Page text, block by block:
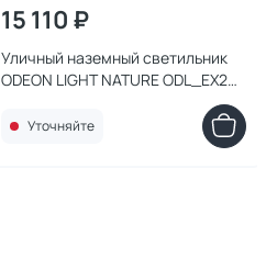
15 110 ₽
Уличный наземный светильник
ODEON LIGHT NATURE ODL_EX26
черный LUMA
Уточняйте